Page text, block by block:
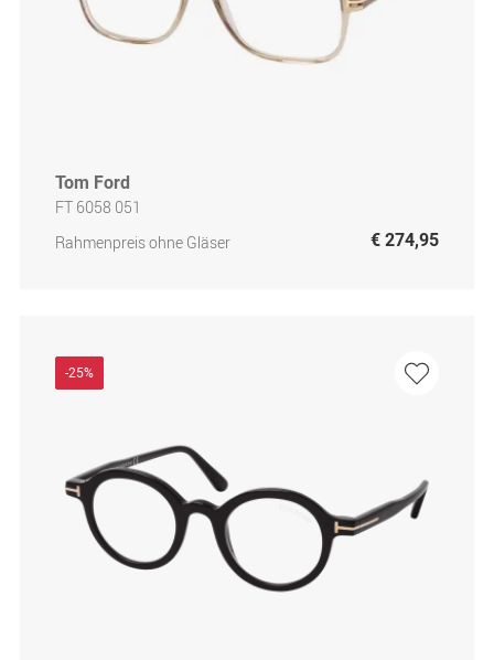
Tom Ford
FT 6058 051
Rahmenpreis ohne Gläser
€ 274,95
-25%